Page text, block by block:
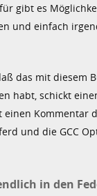
gibt es
und einfach
das mit diesem
habt, schickt
einen Kommentar
und die GCC
in den